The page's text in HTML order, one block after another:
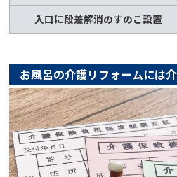
入口に段差解消のすのこ設置
お風呂の介護リフォームには